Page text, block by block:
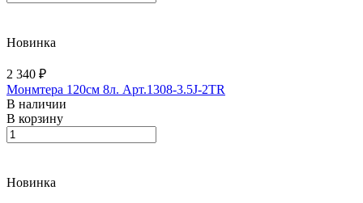
Новинка
2 340 ₽
Монмтера 120см 8л. Арт.1308-3.5J-2TR
В наличии
В корзину
Новинка